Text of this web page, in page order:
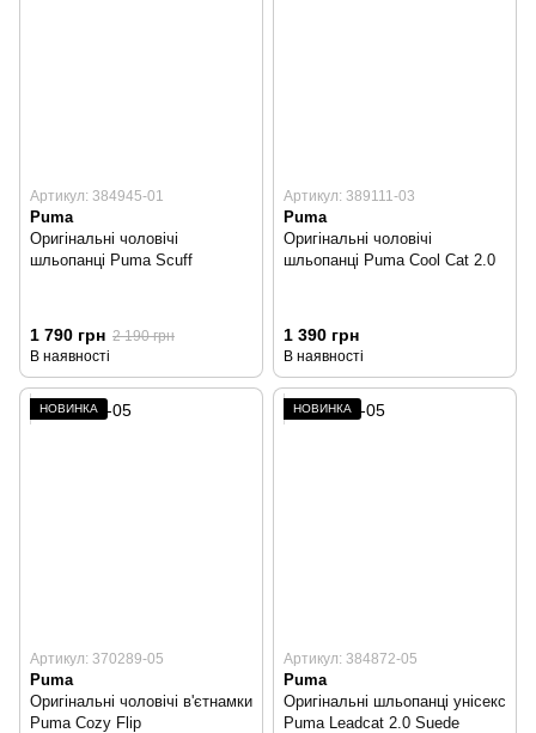
Артикул: 384945-01
Puma
Оригінальні чоловічі
шльопанці Puma Scuff
1 790 грн 2 190 грн
В наявності
Артикул: 389111-03
Puma
Оригінальні чоловічі
шльопанці Puma Cool Cat 2.0
1 390 грн
В наявності
НОВИНКА
Артикул: 370289-05
Puma
Оригінальні чоловічі в'єтнамки
Puma Cozy Flip
НОВИНКА
Артикул: 384872-05
Puma
Оригінальні шльопанці унісекс
Puma Leadcat 2.0 Suede